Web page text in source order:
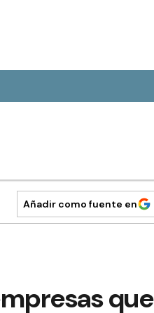
Añadir como fuente en
que